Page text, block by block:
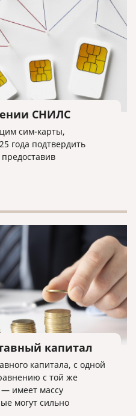
СНИЛС
сим-карты,
года подтвердить
капитал
капитала, с одной
с той же
— имеет массу
могут сильно